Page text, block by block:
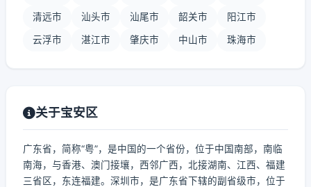
清远市 汕头市 汕尾市 韶关市 阳江市
云浮市 湛江市 肇庆市 中山市 珠海市
关于宝安区
广东省，简称“粤”，是中国的一个省份，位于中国南部，南临
南海，与香港、澳门接壤，西邻广西，北接湖南、江西、福建
三省区，东连福建。深圳市，是广东省下辖的副省级市，位于